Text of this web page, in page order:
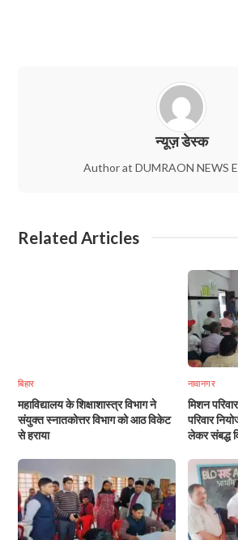
न्यूज़ डेस्क
Author at DUMRAON NEWS
Related Articles
बिहार
महाविद्यालय के शिक्षाशास्त्र विभाग ने
संयुक्त स्नातकोत्तर विभाग को आठ विकेट
से हराया
नावानगर
मिशन
परिवार
लेकर संबद्ध